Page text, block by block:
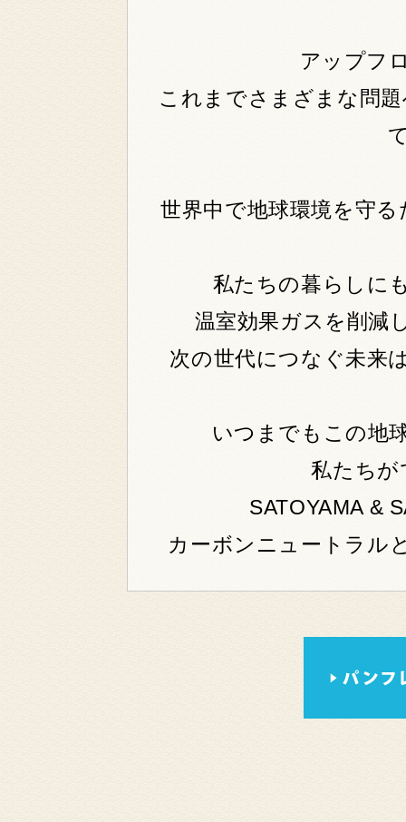
アップフ
これまでさまざまな問
世界中で地球環境を守
私たちの暮らしに
温室効果ガスを削減
次の世代につなぐ未来
いつまでもこの地
私たちが
SATOYAMA &
カーボンニュートラル